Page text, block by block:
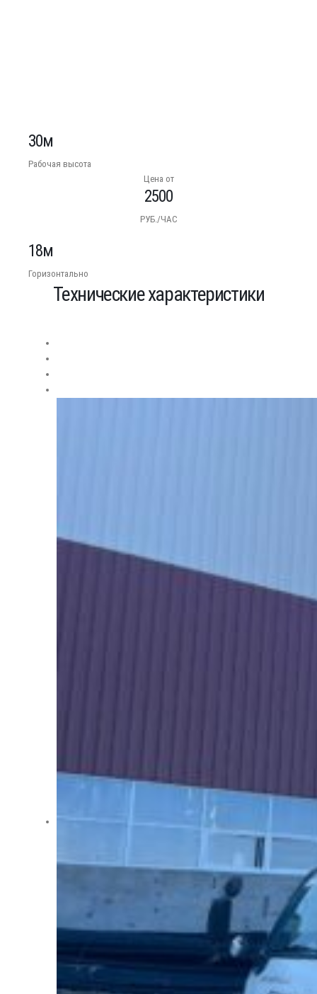
30м
Рабочая высота
Цена от
2500
РУБ./ЧАС
18м
Горизонтально
Технические характеристики